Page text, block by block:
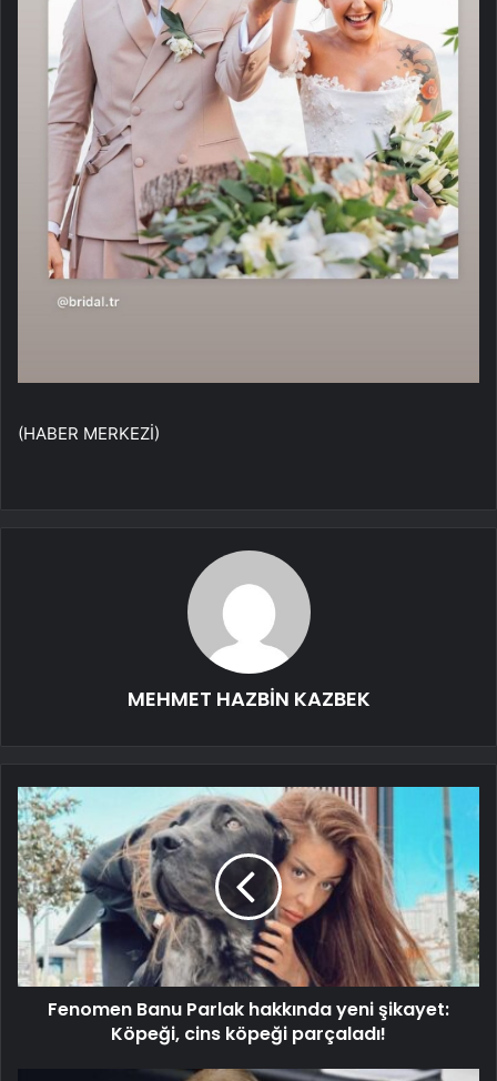
(HABER MERKEZİ)
MEHMET HAZBİN KAZBEK
Fenomen Banu Parlak hakkında yeni şikayet:
Köpeği, cins köpeği parçaladı!